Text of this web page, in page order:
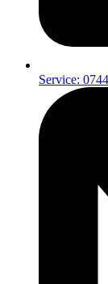
Service: